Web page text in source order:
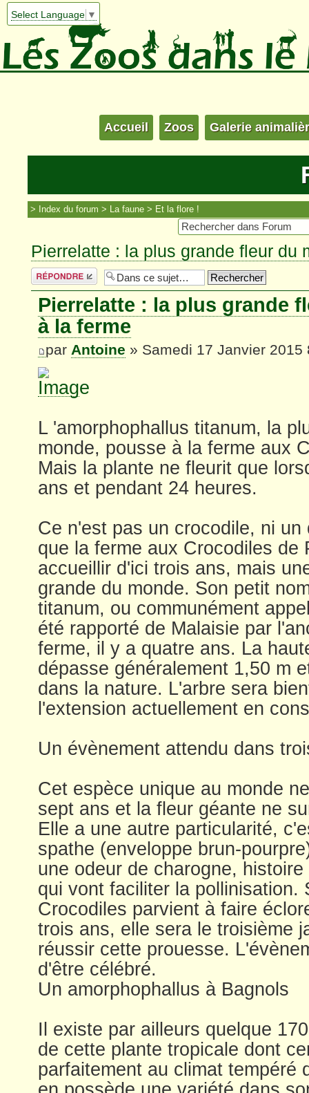
Select Language ▼
Accueil Zoos Galerie
Index du forum La faune Et la flore !
Pierrelatte : la plus grande fleur du
Répondre
Pierrelatte : la plus grande
à la ferme
par Antoine » Samedi 17 Janvier 2015
L 'amorphophallus titanum, la
monde, pousse à la ferme aux
Mais la plante ne fleurit que
ans et pendant 24 heures.
Ce n'est pas un crocodile, ni un
que la ferme aux Crocodiles de
accueillir d'ici trois ans, mais
grande du monde. Son petit
titanum, ou communément
été rapporté de Malaisie par
ferme, il y a quatre ans. La
dépasse généralement 1,50 m
dans la nature. L'arbre sera
l'extension actuellement en
Un évènement attendu dans
Cet espèce unique au monde
sept ans et la fleur géante ne
Elle a une autre particularité,
spathe (enveloppe brun-
une odeur de charogne,
qui vont faciliter la pollinisation.
Crocodiles parvient à faire
trois ans, elle sera le troisième
réussir cette prouesse.
d'être célébré.
Un amorphophallus à Bagnols
Il existe par ailleurs quelque
de cette plante tropicale dont
parfaitement au climat tempéré